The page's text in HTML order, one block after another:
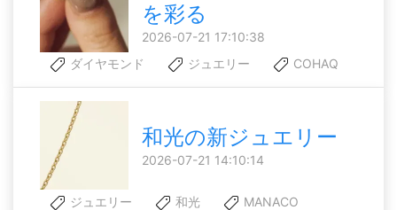
を彩る
2026-07-21 17:10:38
ダイヤモンド
ジュエリー COHAQ
和光の新ジュエリー
2026-07-21 14:10:14
ジュエリー 和光 MANACO